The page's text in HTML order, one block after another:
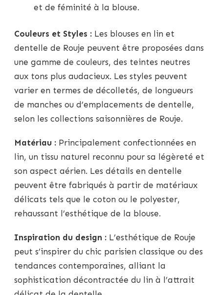
et de féminité à la blouse.
Couleurs et Styles : Les blouses en lin et
dentelle de Rouje peuvent être proposées dans
une gamme de couleurs, des teintes neutres
aux tons plus audacieux. Les styles peuvent
varier en termes de décolletés, de longueurs
de manches ou d’emplacements de dentelle,
selon les collections saisonnières de Rouje.
Matériau : Principalement confectionnées en
lin, un tissu naturel reconnu pour sa légèreté et
son aspect aérien. Les détails en dentelle
peuvent être fabriqués à partir de matériaux
délicats tels que le coton ou le polyester,
rehaussant l’esthétique de la blouse.
Inspiration du design : L’esthétique de Rouje
peut s’inspirer du chic parisien classique ou des
tendances contemporaines, alliant la
sophistication décontractée du lin à l’attrait